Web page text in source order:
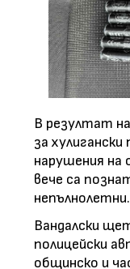
В резултат
за хулигански
нарушения на
вече са
непълнолетни.
Вандалски
полицейски
общинско и